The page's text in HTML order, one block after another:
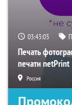
03:43:02
Печать
печати netPrint
Россия